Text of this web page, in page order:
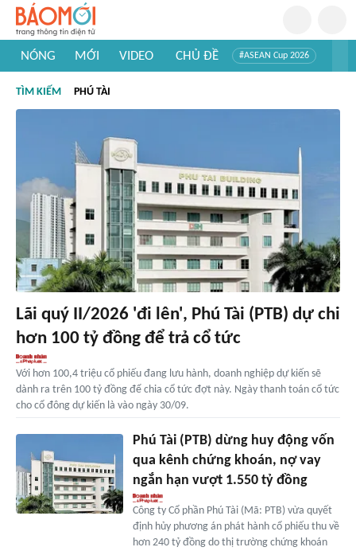
NÓNG MỚI VIDEO CHỦ ĐỀ #ASEAN Cup 2026
#Khám phá thế giới
TÌM KIẾM PHÚ TÀI
Lãi quý II/2026 'đi lên', Phú Tài (PTB) dự chi
hơn 100 tỷ đồng để trả cổ tức
Với hơn 100,4 triệu cổ phiếu đang lưu hành, doanh nghiệp dự kiến sẽ
dành ra trên 100 tỷ đồng để chia cổ tức đợt này. Ngày thanh toán cổ tức
cho cổ đông dự kiến là vào ngày 30/09.
Phú Tài (PTB) dừng huy động vốn
qua kênh chứng khoán, nợ vay
ngắn hạn vượt 1.550 tỷ đồng
Công ty Cổ phần Phú Tài (Mã: PTB) vừa quyết
định hủy phương án phát hành cổ phiếu thu về
hơn 240 tỷ đồng do thị trường chứng khoán